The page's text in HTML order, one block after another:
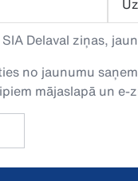
Delaval ziņas,
no jaunumu
mājaslapā un e-